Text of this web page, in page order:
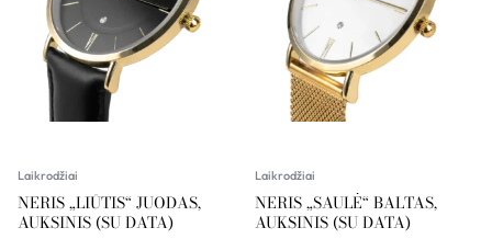
Laikrodžiai
NERIS „LIŪTIS“ JUODAS,
AUKSINIS (SU DATA)
Laikrodžiai
NERIS „SAULĖ“ BALTAS,
AUKSINIS (SU DATA)